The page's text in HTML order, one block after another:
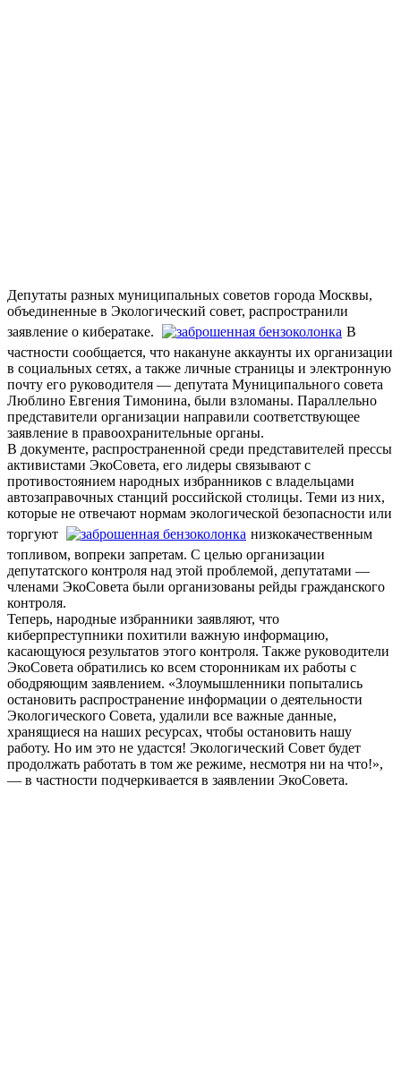
Депутаты разных муниципальных советов города Москвы,
объединенные в Экологический совет, распространили
заявление о кибератаке.
В
частности сообщается, что накануне аккаунты их организации
в социальных сетях, а также личные страницы и электронную
почту его руководителя — депутата Муниципального совета
Люблино Евгения Тимонина, были взломаны. Параллельно
представители организации направили соответствующее
заявление в правоохранительные органы.
В документе, распространенной среди представителей прессы
активистами ЭкоСовета, его лидеры связывают с
противостоянием народных избранников с владельцами
автозаправочных станций российской столицы. Теми из них,
которые не отвечают нормам экологической безопасности или
торгуют
низкокачественным
топливом, вопреки запретам. С целью организации
депутатского контроля над этой проблемой, депутатами —
членами ЭкоСовета были организованы рейды гражданского
контроля.
Теперь, народные избранники заявляют, что
киберпреступники похитили важную информацию,
касающуюся результатов этого контроля. Также руководители
ЭкоСовета обратились ко всем сторонникам их работы с
ободряющим заявлением. «Злоумышленники попытались
остановить распространение информации о деятельности
Экологического Совета, удалили все важные данные,
хранящиеся на наших ресурсах, чтобы остановить нашу
работу. Но им это не удастся! Экологический Совет будет
продолжать работать в том же режиме, несмотря ни на что!»,
— в частности подчеркивается в заявлении ЭкоСовета.